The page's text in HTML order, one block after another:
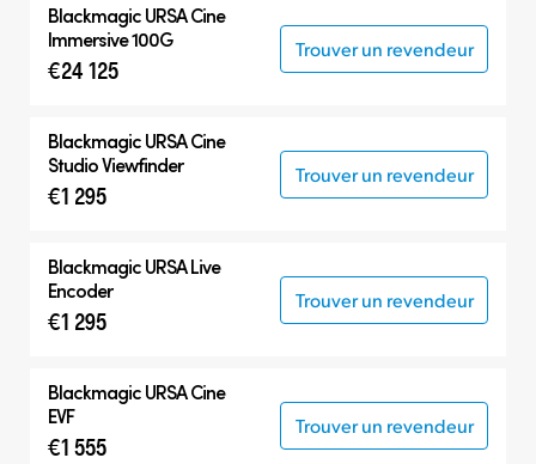
BlackmagicURSA Cine
Immersive 100G
€24 125
Trouver un revendeur
BlackmagicURSA Cine
Studio Viewfinder
€1 295
Trouver un revendeur
BlackmagicURSA Live
Encoder
€1 295
Trouver un revendeur
BlackmagicURSA Cine
EVF
€1 555
Trouver un revendeur